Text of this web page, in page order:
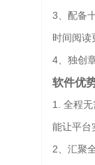
3、配备
时间阅读
4、独创
软件优
1. 全程
能让平台
2、汇聚